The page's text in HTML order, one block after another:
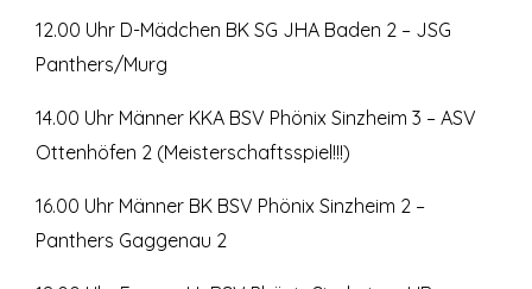
12.00 Uhr D-Mädchen BK SG JHA Baden 2 – JSG
Panthers/Murg
14.00 Uhr Männer KKA BSV Phönix Sinzheim 3 – ASV
Ottenhöfen 2 (Meisterschaftsspiel!!!)
16.00 Uhr Männer BK BSV Phönix Sinzheim 2 –
Panthers Gaggenau 2